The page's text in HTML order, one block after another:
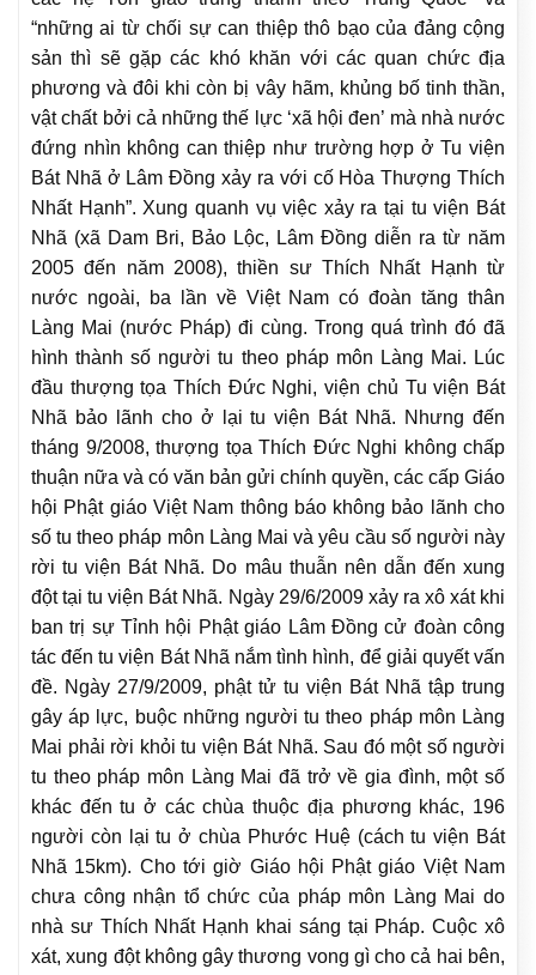
“những ai từ chối sự can thiệp thô bạo của đảng cộng
sản thì sẽ gặp các khó khăn với các quan chức địa
phương và đôi khi còn bị vây hãm, khủng bố tinh thần,
vật chất bởi cả những thế lực ‘xã hội đen’ mà nhà nước
đứng nhìn không can thiệp như trường hợp ở Tu viện
Bát Nhã ở Lâm Đồng xảy ra với cố Hòa Thượng Thích
Nhất Hạnh”. Xung quanh vụ việc xảy ra tại tu viện Bát
Nhã (xã Dam Bri, Bảo Lộc, Lâm Đồng diễn ra từ năm
2005 đến năm 2008), thiền sư Thích Nhất Hạnh từ
nước ngoài, ba lần về Việt Nam có đoàn tăng thân
Làng Mai (nước Pháp) đi cùng. Trong quá trình đó đã
hình thành số người tu theo pháp môn Làng Mai. Lúc
đầu thượng tọa Thích Đức Nghi, viện chủ Tu viện Bát
Nhã bảo lãnh cho ở lại tu viện Bát Nhã. Nhưng đến
tháng 9/2008, thượng tọa Thích Đức Nghi không chấp
thuận nữa và có văn bản gửi chính quyền, các cấp Giáo
hội Phật giáo Việt Nam thông báo không bảo lãnh cho
số tu theo pháp môn Làng Mai và yêu cầu số người này
rời tu viện Bát Nhã. Do mâu thuẫn nên dẫn đến xung
đột tại tu viện Bát Nhã. Ngày 29/6/2009 xảy ra xô xát khi
ban trị sự Tỉnh hội Phật giáo Lâm Đồng cử đoàn công
tác đến tu viện Bát Nhã nắm tình hình, để giải quyết vấn
đề. Ngày 27/9/2009, phật tử tu viện Bát Nhã tập trung
gây áp lực, buộc những người tu theo pháp môn Làng
Mai phải rời khỏi tu viện Bát Nhã. Sau đó một số người
tu theo pháp môn Làng Mai đã trở về gia đình, một số
khác đến tu ở các chùa thuộc địa phương khác, 196
người còn lại tu ở chùa Phước Huệ (cách tu viện Bát
Nhã 15km). Cho tới giờ Giáo hội Phật giáo Việt Nam
chưa công nhận tổ chức của pháp môn Làng Mai do
nhà sư Thích Nhất Hạnh khai sáng tại Pháp. Cuộc xô
xát, xung đột không gây thương vong gì cho cả hai bên,